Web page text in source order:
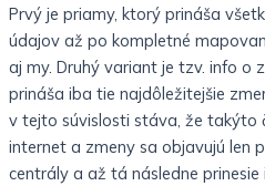
Prvý je priamy, ktorý prináša
údajov až po kompletné
aj my. Druhý variant je tzv. info o
prináša iba tie najdôležitejšie
v tejto súvislosti stáva, že takýto
internet a zmeny sa objavujú len
centrály a až tá následne